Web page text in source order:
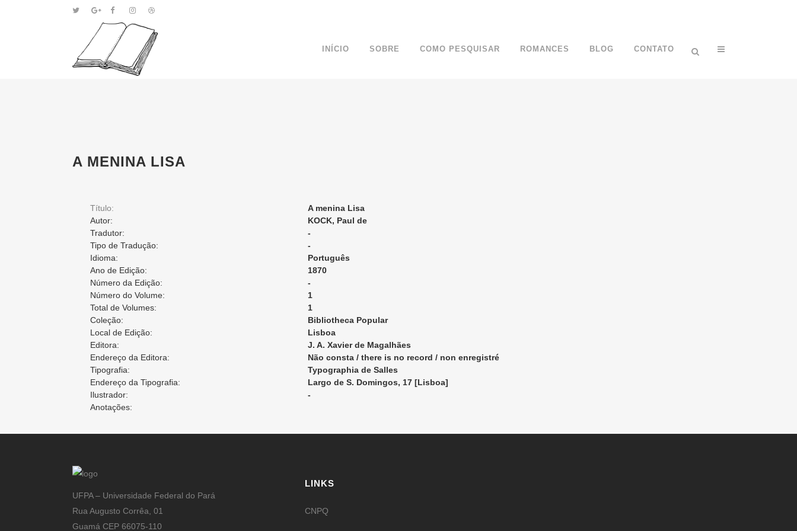
INÍCIO SOBRE COMO PESQUISAR ROMANCES BLOG CONTATO
A MENINA LISA
Título:
A menina Lisa
Autor:
KOCK, Paul de
Tradutor:
-
Tipo de Tradução:
-
Idioma:
Português
Ano de Edição:
1870
Número da Edição:
-
Número do Volume:
1
Total de Volumes:
1
Coleção:
Bibliotheca Popular
Local de Edição:
Lisboa
Editora:
J. A. Xavier de Magalhães
Endereço da Editora:
Não consta / there is no record / non enregistré
Tipografia:
Typographia de Salles
Endereço da Tipografia:
Largo de S. Domingos, 17 [Lisboa]
Ilustrador:
-
Anotações:
UFPA – Universidade Federal do Pará
Rua Augusto Corrêa, 01
Guamá CEP 66075-110
LINKS
CNPQ